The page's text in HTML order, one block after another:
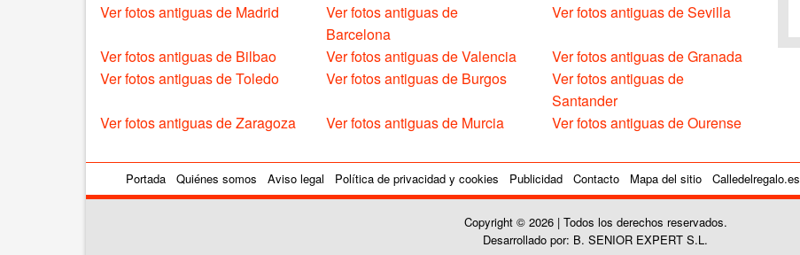
Ver fotos antiguas de Madrid
Ver fotos antiguas de
Barcelona
Ver fotos antiguas de Sevilla
Ver fotos antiguas de Bilbao Ver fotos antiguas de Valencia
Ver fotos antiguas de Granada
Ver fotos antiguas de Toledo
Ver fotos antiguas de Burgos
Ver fotos antiguas de
Santander
Ver fotos antiguas de Zaragoza
Ver fotos antiguas de Murcia Ver fotos antiguas de Ourense
Portada Quiénes somos Aviso legal Política de privacidad y cookies Publicidad Contacto Mapa del sitio Calledelregalo.es
Copyright © 2026 | Todos los derechos reservados.
Desarrollado por: B. SENIOR EXPERT S.L.